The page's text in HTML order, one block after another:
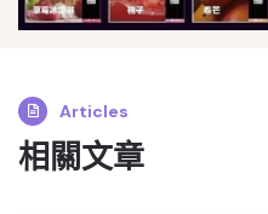
Articles
相關文章